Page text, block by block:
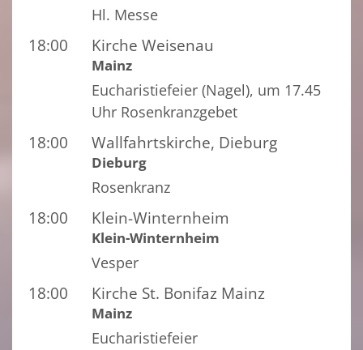
Hl. Messe
18:00 Kirche Weisenau
Mainz
Eucharistiefeier (Nagel), um 17.45
Uhr Rosenkranzgebet
18:00 Wallfahrtskirche, Dieburg
Dieburg
Rosenkranz
18:00 Klein-Winternheim
Klein-Winternheim
Vesper
18:00 Kirche St. Bonifaz Mainz
Mainz
Eucharistiefeier